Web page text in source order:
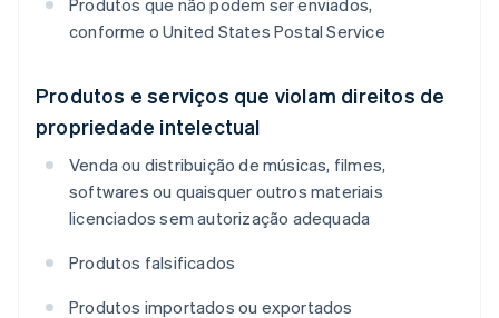
Produtos que não podem ser enviados,
conforme o United States Postal Service
Produtos e serviços que violam direitos de
propriedade intelectual
Venda ou distribuição de músicas, filmes,
softwares ou quaisquer outros materiais
licenciados sem autorização adequada
Produtos falsificados
Produtos importados ou exportados